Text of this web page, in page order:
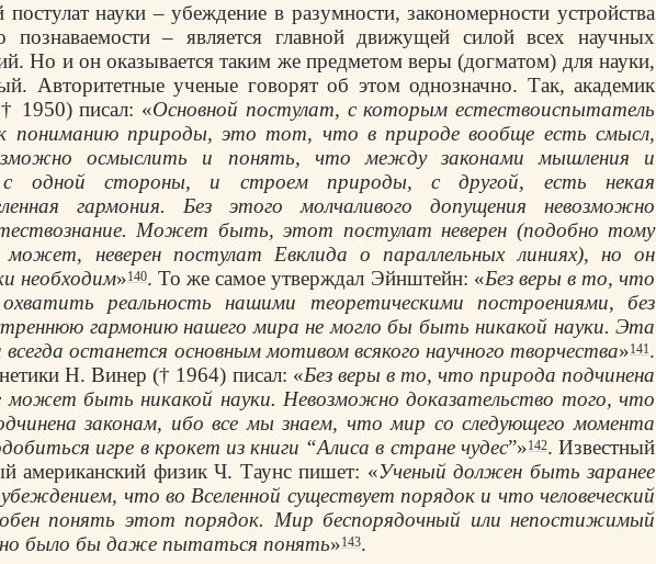
науки – убеждение в разумности, закономерности устройства
познаваемости – является главной движущей силой всех научных
Но и он оказывается таким же предметом веры (догматом) для науки,
Авторитетные ученые говорят об этом однозначно. Так, академик
1950) писал: «Основной постулат, с которым естествоиспытатель
пониманию природы, это тот, что в природе вообще есть смысл,
осмыслить и понять, что между законами мышления и
с одной стороны, и строем природы, с другой, есть некая
гармония. Без этого молчаливого допущения невозможно
Может быть, этот постулат неверен (подобно тому
неверен постулат Евклида о параллельных линиях), но он
необходим»140. То же самое утверждал Эйнштейн: «Без веры в то, что
реальность нашими теоретическими построениями, без
гармонию нашего мира не могло бы быть никакой науки. Эта
всегда останется основным мотивом всякого научного творчества»141.
Н. Винер († 1964) писал: «Без веры в то, что природа подчинена
может быть никакой науки. Невозможно доказательство того, что
законам, ибо все мы знаем, что мир со следующего момента
игре в крокет из книги “Алиса в стране чудес”»142. Известный
американский физик Ч. Таунс пишет: «Ученый должен быть заранее
что во Вселенной существует порядок и что человеческий
понять этот порядок. Мир беспорядочный или непостижимый
было бы даже пытаться понять»143.